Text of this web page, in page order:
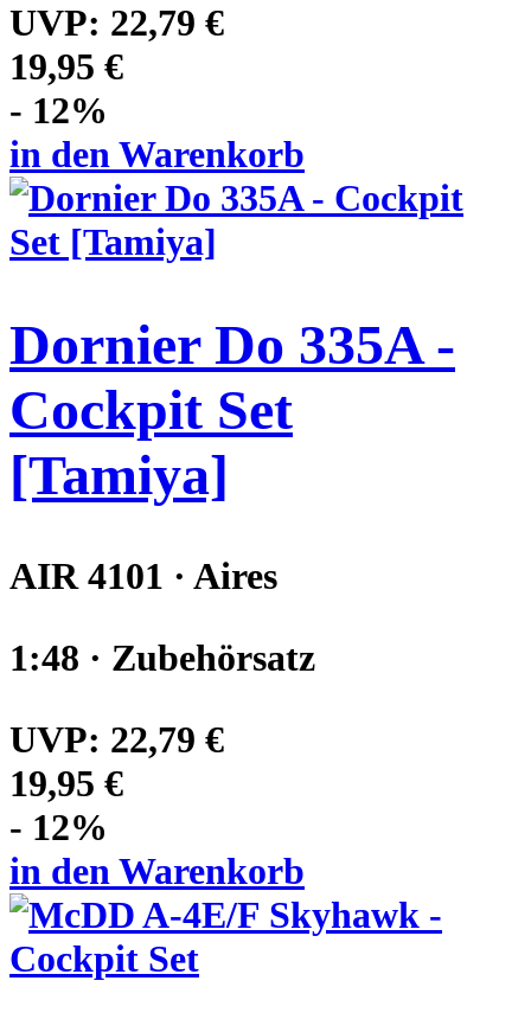
UVP: 22,79 €
19,95 €
- 12%
in den Warenkorb
Dornier Do 335A -
Cockpit Set
[Tamiya]
AIR 4101 · Aires
1:48 · Zubehörsatz
UVP: 22,79 €
19,95 €
- 12%
in den Warenkorb